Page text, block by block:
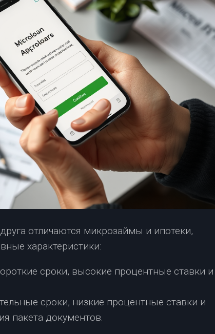
отличаются микрозаймы и ипотеки,
характеристики:
сроки, высокие процентные ставки и
сроки, низкие процентные ставки и
пакета документов.